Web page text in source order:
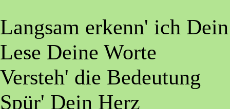
Langsam erkenn' ich
Lese Deine Worte
Versteh' die Bedeutung
Spür' Dein Herz